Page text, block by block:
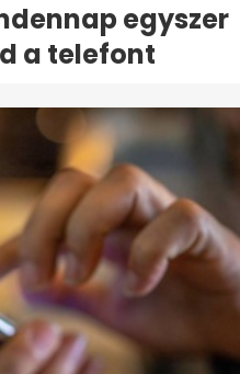
egyszer
a telefont